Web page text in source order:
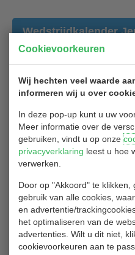
Cookievoorkeuren
Wij hechten veel waarde
informeren wij u over
In deze pop-up kunt u uw
Meer informatie over de
gebruiken, vindt u op onze
privacyverklaring leest u hoe
verwerken.
Door op "Akkoord" te
gebruik van alle cookies,
en advertentie/
het optimaliseren van de
advertenties. Wilt u dit niet,
cookievoorkeuren aan te
Wedstrijdkalender
Zondag 21-04-2024 15.00 uur
Zondag 23-06-2024 15.00 uur
Zondag 13-10-2024 15.00 uur
Maar de Jeugd mag ook
bijvoorbeeld van de WECO
Voor een overzicht klik op
Wil je meedoen en weet je niet
werkt de Website en de Mobile
Terug naar het commissies